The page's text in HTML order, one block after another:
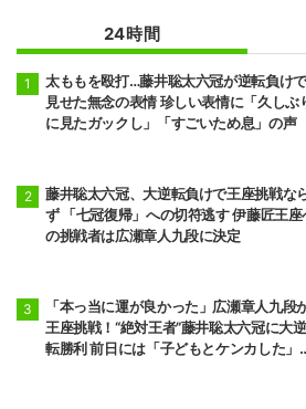
24時間
太ももを殴打…藤井聡太六冠が逆転負けで
見せた無念の表情 珍しい表情に「久しぶ
に見たガックし」「すごいため息」の声
藤井聡太六冠、大逆転負けで王座挑戦な
ず 「七冠復帰」への切符逃す 伊藤匠王座
の挑戦者は広瀬章人九段に決定
「本っ当に運が良かった」広瀬章人九段
王座挑戦！“絶対王者”藤井聡太六冠に大逆
転勝利 前日には「子どもとケンカした」